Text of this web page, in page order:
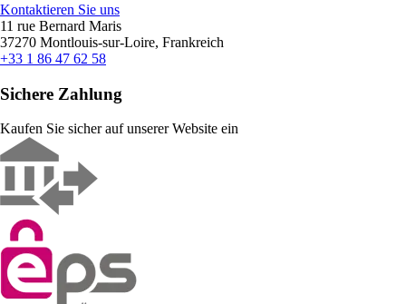
Kontaktieren Sie uns
11 rue Bernard Maris
37270 Montlouis-sur-Loire, Frankreich
+33 1 86 47 62 58
Sichere Zahlung
Kaufen Sie sicher auf unserer Website ein